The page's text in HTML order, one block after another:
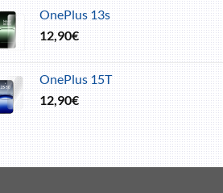
OnePlus 13s
12,90€
OnePlus 15T
12,90€